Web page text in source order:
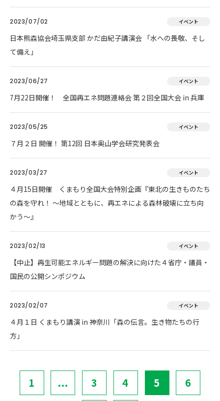
2023/07/02 イベント
日本熊森協会埼玉県支部 かだ由紀子講演会 「水への畏敬、そし
て備え」
2023/06/27 イベント
7月22日開催！ 全国再エネ問題連絡会 第２回全国大会 in 兵庫
2023/05/25 イベント
７月２日 開催！ 第12回 日本奥山学会研究発表会
2023/03/27 イベント
４月15日開催 くまもり全国大会特別企画『東北の生きものたち
の森を守れ！ 〜地域とともに、再エネによる森林破壊に立ち向
かう〜』
2023/02/13 イベント
【中止】再生可能エネルギー問題の解決に向けた４省庁・議員・
国民の公開シンポジウム
2023/02/07 イベント
４月１日 くまもり講演 in 神奈川「森の伝言。生き物たちの行
方」
1 ... 3 4 5 6